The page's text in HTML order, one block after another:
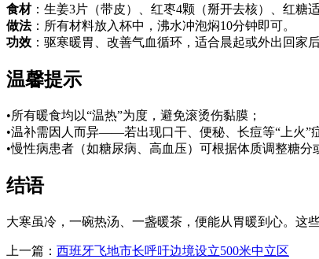
食材：生姜3片（带皮）、红枣4颗（掰开去核）、红糖适
做法：所有材料放入杯中，沸水冲泡焖10分钟即可。
功效 ：驱寒暖胃、改善气血循环，适合晨起或外出回家
温馨提示
•所有暖食均以“温热”为度，避免滚烫伤黏膜；
•温补需因人而异——若出现口干、便秘、长痘等“上火”
•慢性病患者（如糖尿病、高血压）可根据体质调整糖分
结语
大寒虽冷，一碗热汤、一盏暖茶，便能从胃暖到心。这
上一篇： 西班牙飞地市长呼吁边境设立500米中立区